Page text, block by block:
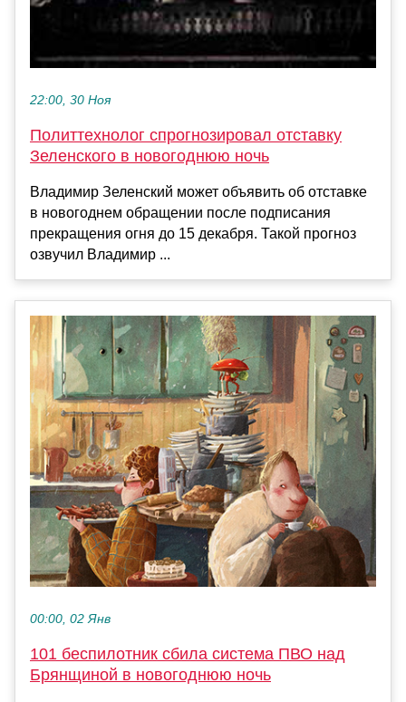
22:00, 30 Ноя
Политтехнолог спрогнозировал отставку
Зеленского в новогоднюю ночь
Владимир Зеленский может объявить об отставке
в новогоднем обращении после подписания
прекращения огня до 15 декабря. Такой прогноз
озвучил Владимир ...
00:00, 02 Янв
101 беспилотник сбила система ПВО над
Брянщиной в новогоднюю ночь